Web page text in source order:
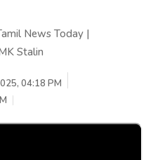
News Today |
Stalin
04:18 PM